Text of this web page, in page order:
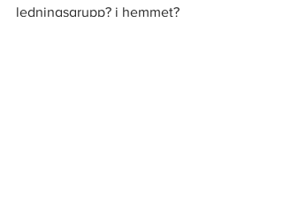
ledningsgrupp? i hemmet?